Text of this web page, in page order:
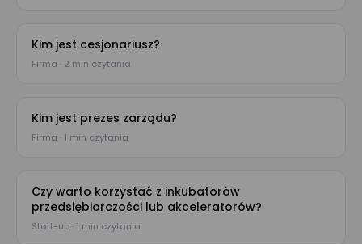
Kim jest cesjonariusz?
Firma · 2 min czytania
Kim jest prezes zarządu?
Firma · 1 min czytania
Czy warto korzystać z inkubatorów
przedsiębiorczości lub akceleratorów?
Start-up · 1 min czytania